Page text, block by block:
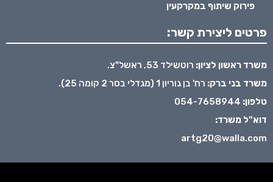
פירוק שיתוף במקרקעין
פרטים ליצירת קשר:
משרד ראשון לציון: רוטשילד 53, ראשל"צ.
משרד בני ברק: רח' בן גוריון 1 (מגדלי בסר 2 קומה 25).
טלפון: 054-7658944
דוא"ל משרד:
artg20@walla.com